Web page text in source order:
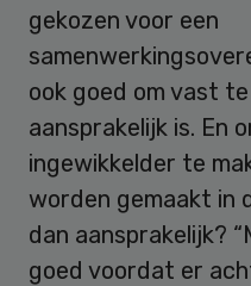
gekozen voor een
ook goed om vast
aansprakelijk is. En
ingewikkelder te
worden gemaakt in
dan aansprakelijk?
goed voordat er